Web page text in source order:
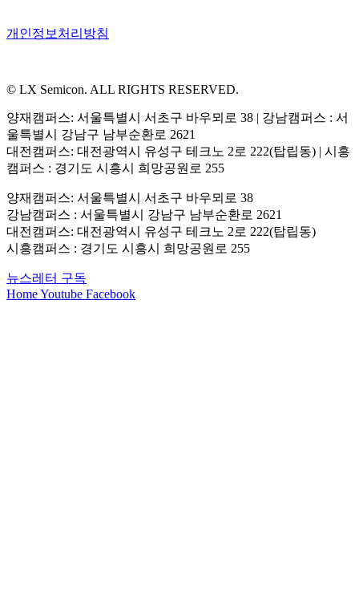
개인정보처리방침
© LX Semicon. ALL RIGHTS RESERVED.
양재캠퍼스: 서울특별시 서초구 바우뫼로 38 | 강남캠퍼스 : 서
울특별시 강남구 남부순환로 2621
대전캠퍼스: 대전광역시 유성구 테크노 2로 222(탑립동) | 시흥
캠퍼스 : 경기도 시흥시 희망공원로 255
양재캠퍼스: 서울특별시 서초구 바우뫼로 38
강남캠퍼스 : 서울특별시 강남구 남부순환로 2621
대전캠퍼스: 대전광역시 유성구 테크노 2로 222(탑립동)
시흥캠퍼스 : 경기도 시흥시 희망공원로 255
뉴스레터 구독
HomeYoutube Facebook